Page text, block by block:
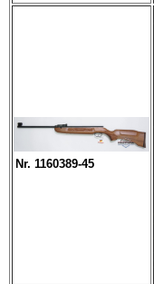
Nr. 1160389-45